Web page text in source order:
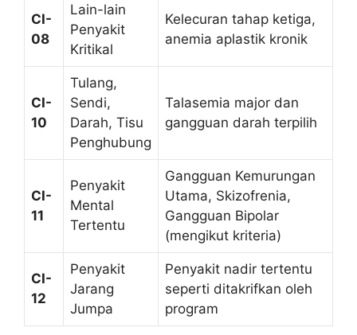
CI-
08
Lain-lain
Penyakit
Kritikal
Kelecuran tahap ketiga,
anemia aplastik kronik
CI-
10
Tulang,
Sendi,
Darah, Tisu
Penghubung
Talasemia major dan
gangguan darah terpilih
CI-
11
Penyakit
Mental
Tertentu
Gangguan Kemurungan
Utama, Skizofrenia,
Gangguan Bipolar
(mengikut kriteria)
CI-
12
Penyakit
Jarang
Jumpa
Penyakit nadir tertentu
seperti ditakrifkan oleh
program